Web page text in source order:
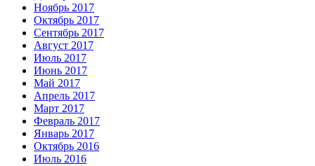
Ноябрь 2017
Октябрь 2017
Сентябрь 2017
Август 2017
Июль 2017
Июнь 2017
Май 2017
Апрель 2017
Март 2017
Февраль 2017
Январь 2017
Октябрь 2016
Июль 2016